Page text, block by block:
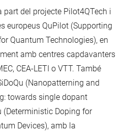
del projecte Pilot4QTech i
europeus QuPilot (Supporting
Quantum Technologies), en
amb centres capdavanters
CEA-LETI o VTT. També
(Nanopatterning and
towards single dopant
(Deterministic Doping for
Devices), amb la